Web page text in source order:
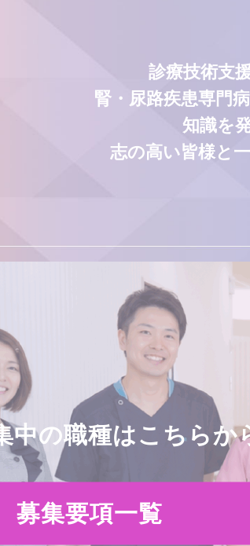
診療技術支
腎・尿路疾患専門
知識を
志の高い皆様と
中の職種はこちらか
募集要項一覧